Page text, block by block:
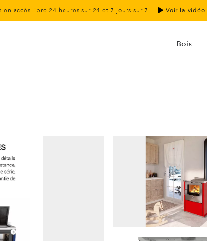
en accès libre 24 heures sur 24 et 7 jours sur 7 Voir la vidéo
Bois